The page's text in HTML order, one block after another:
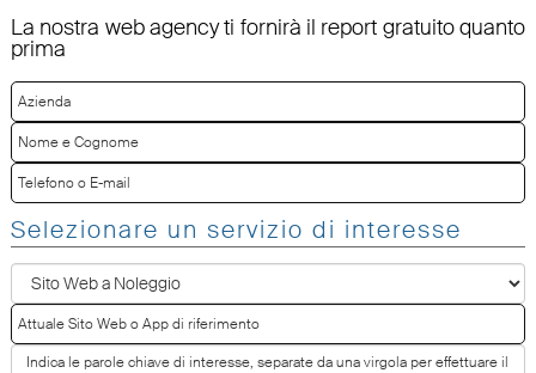
La nostra web agency ti fornirà il report gratuito quanto
prima
Selezionare un servizio di interesse